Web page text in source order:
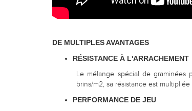
DE MULTIPLES AVANTAGES
RÉSISTANCE À L'ARRACHEMENT
Le mélange spécial de graminées
brins/m2, sa résistance est
PERFORMANCE DE JEU